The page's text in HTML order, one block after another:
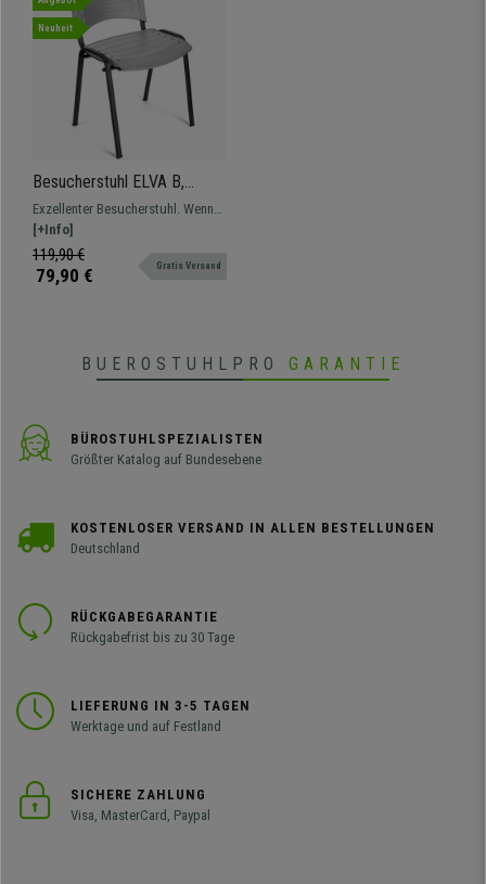
Neuheit
Besucherstuhl ELVA B,
stapelbar und sehr praktisch,
schwarze Stuhlbeine, Farbe
Grau
Exzellenter Besucherstuhl. Wenn
Robustheit, Komfort und einfache
Handhabung gefragt sind. Ideal
geeignet für Wartezimmer,
[+Info]
119,90 €
79,90 € Gratis Versand
BUEROSTUHLPRO GARANTIE
BÜROSTUHLSPEZIALISTEN
Größter Katalog auf Bundesebene
KOSTENLOSER VERSAND IN ALLEN BESTELLUNGEN
Deutschland
RÜCKGABEGARANTIE
Rückgabefrist bis zu 30 Tage
LIEFERUNG IN 3-5 TAGEN
Werktage und auf Festland
SICHERE ZAHLUNG
Visa, MasterCard, Paypal